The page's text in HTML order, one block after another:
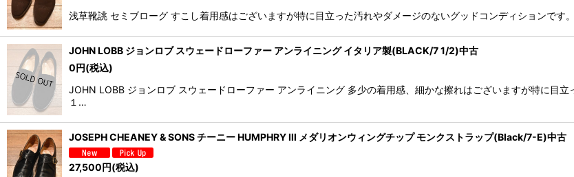
浅草靴誂 セミブローグ すこし着用感はございますが特に目立った汚れやダメージのないグッドコンディションで
JOHN LOBB ジョンロブ スウェードローファー アンライニング イタリア製(BLACK/7 1/2)中古
0円(税込)
JOHN LOBB ジョンロブ スウェードローファー アンライニング 多少の着用感、細かな擦れはございますが特に目
１…
JOSEPH CHEANEY & SONS チーニー HUMPHRY III メダリオンウィングチップ モンクストラップ(Black/7-E)中古
27,500円(税込)